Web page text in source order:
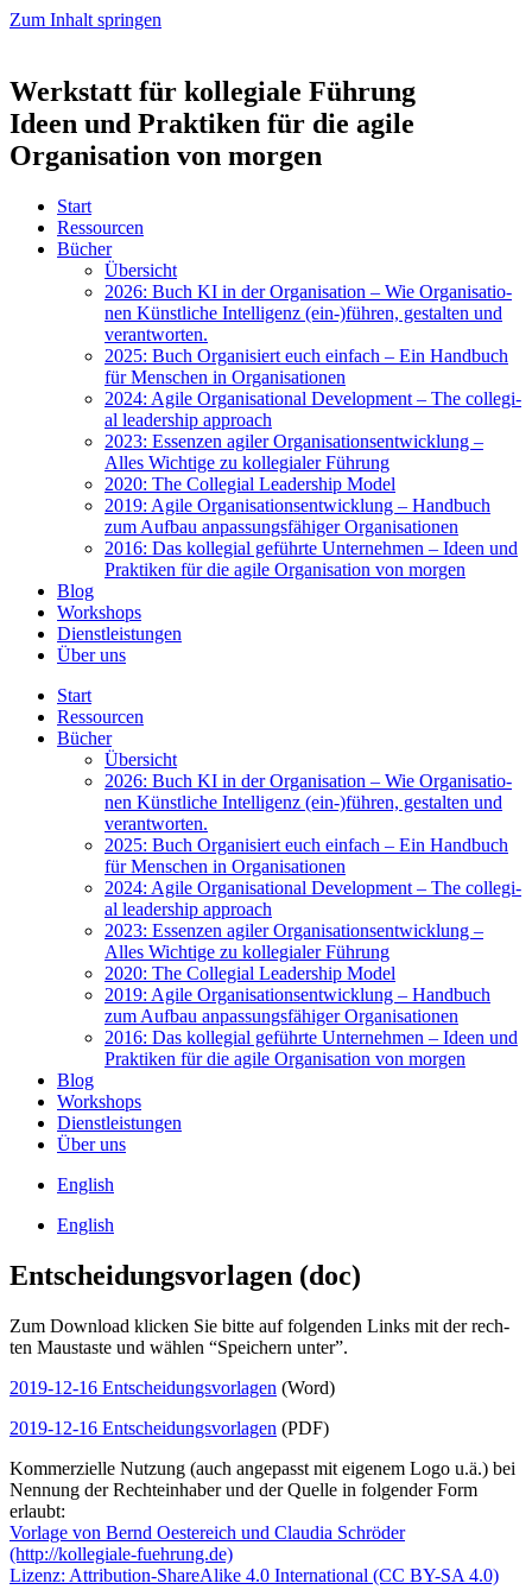
Zum Inhalt springen
Werkstatt für kollegiale Führung
Ideen und Praktiken für die agile
Organisation von morgen
Start
Res­sour­cen
Bücher
Über­sicht
2026: Buch KI in der Orga­ni­sa­ti­on – Wie Orga­ni­sa­tio­
nen Künst­li­che Intel­li­genz (ein-)führen, gestal­ten und
ver­ant­wor­ten.
2025: Buch Orga­ni­siert euch ein­fach – Ein Hand­buch
für Men­schen in Orga­ni­sa­tio­nen
2024: Agi­le Orga­ni­sa­tio­nal Deve­lo­p­ment – The col­le­gi­
al lea­der­ship approach
2023: Essen­zen agi­ler Orga­ni­sa­ti­ons­ent­wick­lung –
Alles Wich­ti­ge zu kol­le­gia­ler Füh­rung
2020: The Col­le­gi­al Lea­der­ship Model
2019: Agi­le Orga­ni­sa­ti­ons­ent­wick­lung – Hand­buch
zum Auf­bau anpas­sungs­fä­hi­ger Orga­ni­sa­tio­nen
2016: Das kol­le­gi­al geführ­te Unter­neh­men – Ideen und
Prak­ti­ken für die agi­le Orga­ni­sa­ti­on von mor­gen
Blog
Work­shops
Dienst­leis­tun­gen
Über uns
Start
Res­sour­cen
Bücher
Über­sicht
2026: Buch KI in der Orga­ni­sa­ti­on – Wie Orga­ni­sa­tio­
nen Künst­li­che Intel­li­genz (ein-)führen, gestal­ten und
ver­ant­wor­ten.
2025: Buch Orga­ni­siert euch ein­fach – Ein Hand­buch
für Men­schen in Orga­ni­sa­tio­nen
2024: Agi­le Orga­ni­sa­tio­nal Deve­lo­p­ment – The col­le­gi­
al lea­der­ship approach
2023: Essen­zen agi­ler Orga­ni­sa­ti­ons­ent­wick­lung –
Alles Wich­ti­ge zu kol­le­gia­ler Füh­rung
2020: The Col­le­gi­al Lea­der­ship Model
2019: Agi­le Orga­ni­sa­ti­ons­ent­wick­lung – Hand­buch
zum Auf­bau anpas­sungs­fä­hi­ger Orga­ni­sa­tio­nen
2016: Das kol­le­gi­al geführ­te Unter­neh­men – Ideen und
Prak­ti­ken für die agi­le Orga­ni­sa­ti­on von mor­gen
Blog
Work­shops
Dienst­leis­tun­gen
Über uns
Eng­lish
Eng­lish
Entscheidungsvorlagen (doc)
Zum Down­load kli­cken Sie bit­te auf fol­gen­den Links mit der rech­
ten Maus­tas­te und wäh­len “Spei­chern unter”.
2019-12-16 Ent­schei­dungs­vor­la­gen (Word)
2019-12-16 Ent­schei­dungs­vor­la­gen (PDF)
Kom­mer­zi­el­le Nut­zung (auch ange­passt mit eige­nem Logo u.ä.) bei
Nen­nung der Rech­te­inha­ber und der Quel­le in fol­gen­der Form
erlaubt:
Vor­la­ge von Bernd Oes­te­reich und Clau­dia Schrö­der
(http://kollegiale-fuehrung.de)
Lizenz: Attri­bu­ti­on-ShareA­li­ke 4.0 Inter­na­tio­nal (CC BY-SA 4.0)